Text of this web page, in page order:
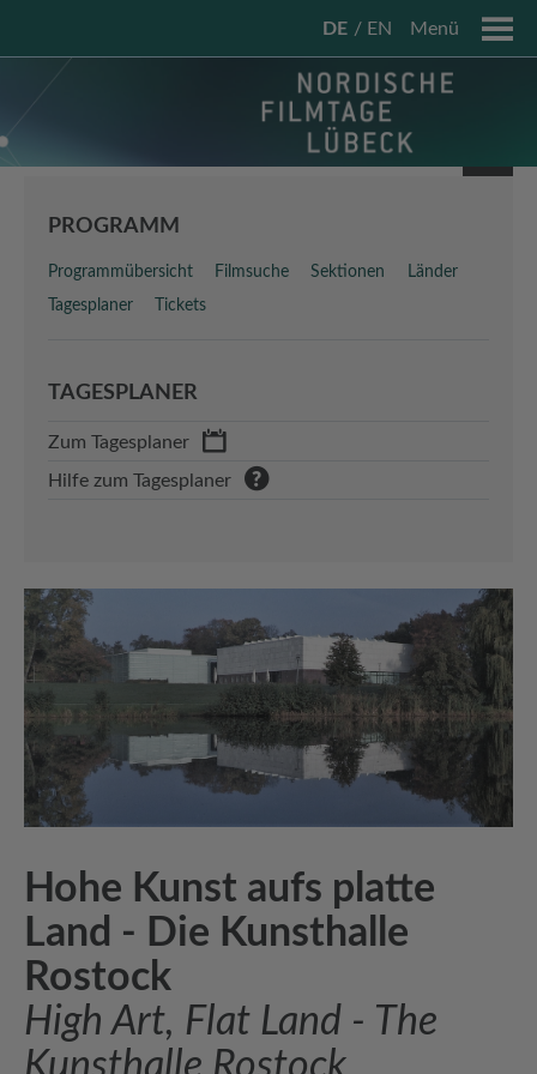
DE EN Menü
PROGRAMM
Programmübersicht Filmsuche Sektionen Länder
Tagesplaner Tickets
TAGESPLANER
Zum Tagesplaner
Hilfe zum Tagesplaner
Hohe Kunst aufs platte
Land - Die Kunsthalle
Rostock
High Art, Flat Land - The